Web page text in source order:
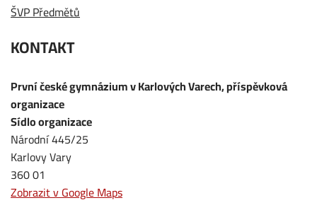
ŠVP Předmětů
KONTAKT
První české gymnázium v Karlových Varech, příspěvková
organizace
Sídlo organizace
Národní 445/25
Karlovy Vary
360 01
Zobrazit v Google Maps